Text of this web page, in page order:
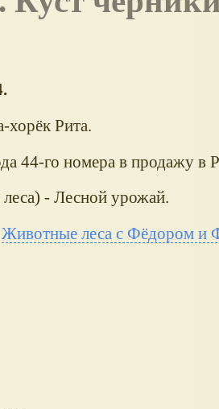
хорёк Рита.
44-го номера в продажу в
- Лесной урожай.
Животные леса с Фёдором и